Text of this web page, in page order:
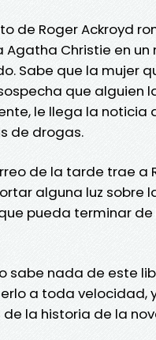
de Roger Ackroyd
Agatha Christie en
Sabe que la mujer
que alguien
le llega la noticia
de drogas.
de la tarde trae a
alguna luz sobre
pueda terminar
sabe nada de este
a toda velocidad,
la historia de la